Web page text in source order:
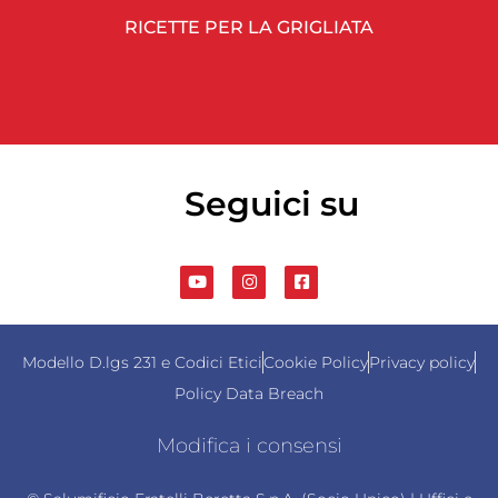
RICETTE PER LA GRIGLIATA
Seguici su
Modello D.lgs 231 e Codici EticiCookie PolicyPrivacy policy
Policy Data Breach
Modifica i consensi